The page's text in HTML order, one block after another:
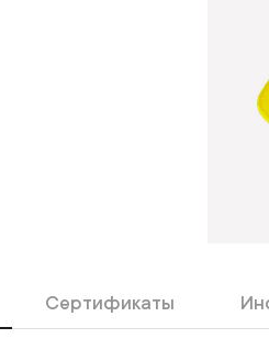
Сертификаты